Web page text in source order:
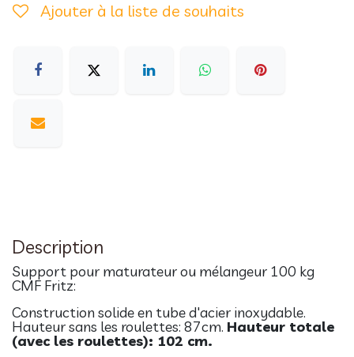
Ajouter à la liste de souhaits
Description
Support pour maturateur ou mélangeur 100 kg
CMF Fritz:
Construction solide en tube d'acier inoxydable.
Hauteur sans les roulettes: 87cm. Hauteur totale
(avec les roulettes): 102 cm.